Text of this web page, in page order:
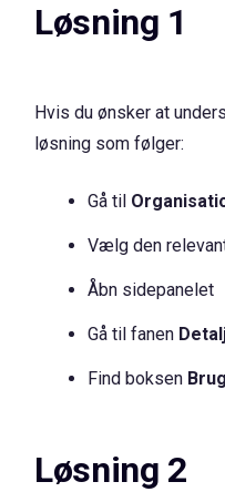
Løsning 1
Hvis du ønsker at
løsning som følger:
Gå til
Vælg den
Åbn sidepanelet
Gå til fanen
Find boksen
Løsning 2